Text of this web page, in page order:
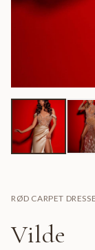
RØD CARPET
Vilde